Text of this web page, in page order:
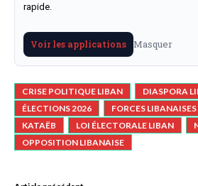
rapide.
Voir les applications Masquer
CRISE POLITIQUE LIBAN
DIASPORA
ÉLECTIONS 2026
FORCES LIBANAISES
KATAËB
LOI ÉLECTORALE LIBAN
OPPOSITION LIBANAISE